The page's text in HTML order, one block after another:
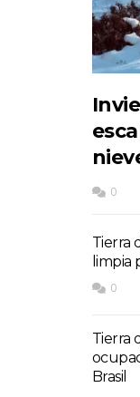
0
Tierra
limpia
0
Tierra
Brasil